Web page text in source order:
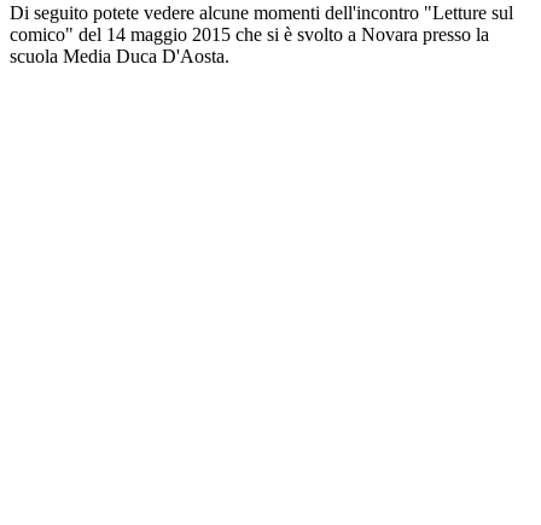
Di seguito potete vedere alcune momenti dell'incontro "Letture sul
comico" del 14 maggio 2015 che si è svolto a Novara presso la
scuola Media Duca D'Aosta.